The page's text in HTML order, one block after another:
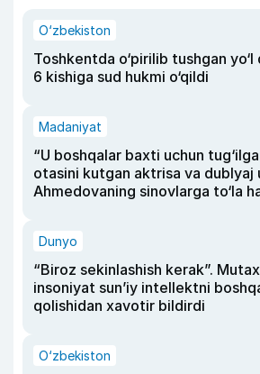
O‘zbekiston
Toshkentda o‘pirilib tushgan yo‘l
6 kishiga sud hukmi o‘qildi
Madaniyat
“U boshqalar baxti uchun
otasini kutgan aktrisa va dublyaj
Ahmedovaning sinovlarga to‘la
Dunyo
“Biroz sekinlashish kerak”.
insoniyat sun’iy intellektni
qolishidan xavotir bildirdi
O‘zbekiston